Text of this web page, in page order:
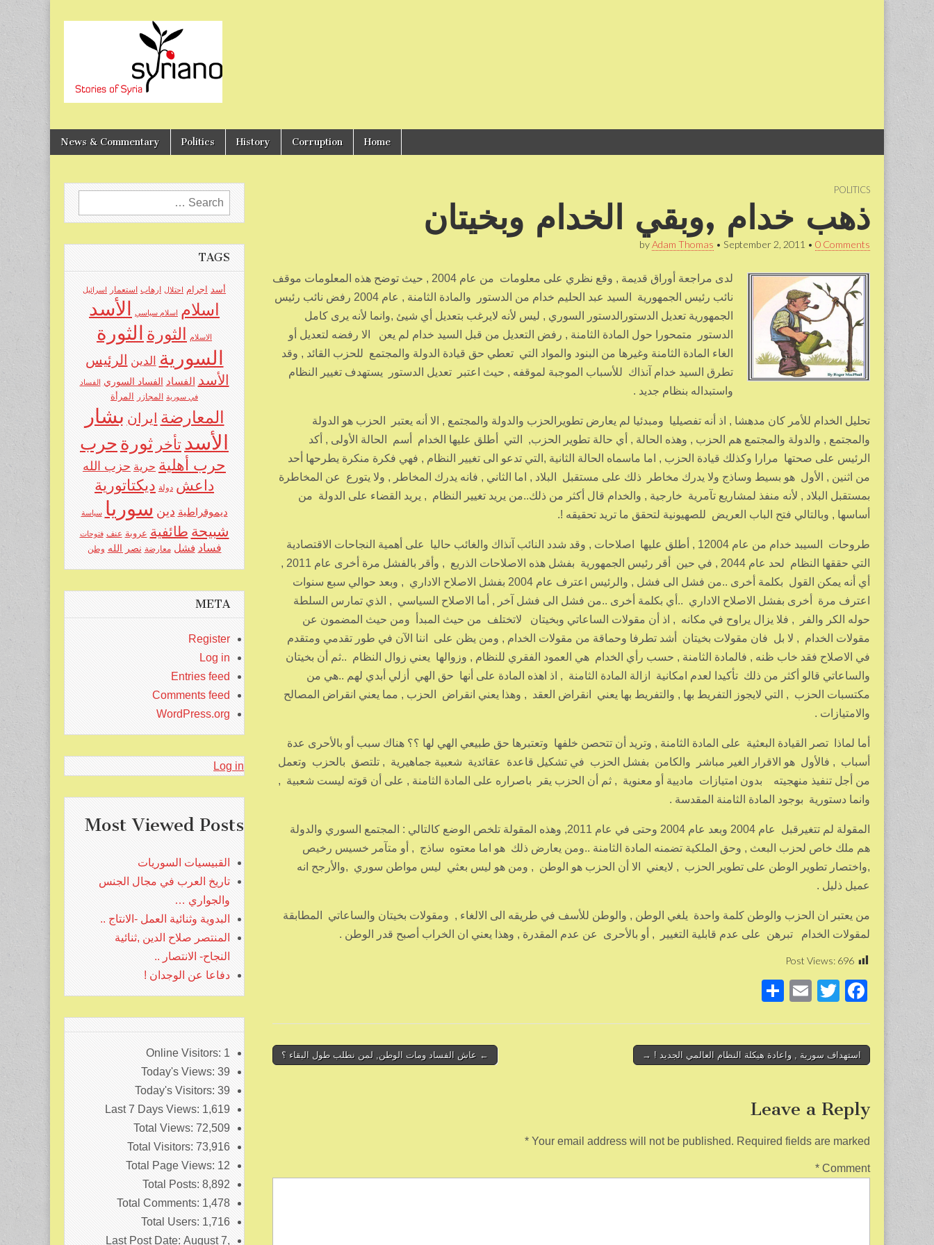
syriano
menu
Home
Corruption
History
Politics
News & Commentary
POLITICS
ذهب خدام ,وبقي الخدام وبخيتان
byAdam Thomas • September 2, 2011 • 0 Comments
لدى مراجعة أوراق قديمة , وقع نظري على معلومات من عام 2004 , حيث توضح هذه المعلومات موقف
نائب رئيس الجمهورية السيد عبد الحليم خدام من الدستور والمادة الثامنة , عام 2004 رفض نائب رئيس
الجمهورية تعديل الدستورالدستور السوري , ليس لأنه لايرغب بتعديل أي شيئ ,وانما لأنه يرى كامل
الدستور متمحورا حول المادة الثامنة , رفض التعديل من قبل السيد خدام لم يعن الا رفضه لتعديل أو
الغاء المادة الثامنة وغيرها من البنود والمواد التي تعطي حق قيادة الدولة والمجتمع للحزب القائد , وقد
تطرق السيد خدام آنذاك للأسباب الموجبة لموقفه , حيث اعتبر تعديل الدستور يستهدف تغيير النظام
واستبداله بنظام جديد .
تحليل الخدام للأمر كان مدهشا , اذ أنه تفصيليا ومبدئيا لم يعارض تطويرالحزب والدولة والمجتمع , الا أنه يعتبر الحزب هو الدولة
والمجتمع , والدولة والمجتمع هم الحزب , وهذه الحالة , أي حالة تطوير الحزب, التي أطلق عليها الخدام أسم الحالة الأولى , أكد
الرئيس على صحتها مرارا وكذلك قيادة الحزب , اما ماسماه الحالة الثانية ,التي تدعو الى تغيير النظام , فهي فكرة منكرة يطرحها أحد
من اثنين , الأول هو بسيط وساذج ولا يدرك مخاطر ذلك على مستقبل البلاد , اما الثاني , فانه يدرك المخاطر , ولا يتورع عن المخاطرة
بمستقبل البلاد , لأنه منفذ لمشاريع تآمرية خارجية , والخدام قال أكثر من ذلك..من يريد تغيير النظام , يريد القضاء على الدولة من
أساسها , وبالتالي فتح الباب العريض للصهيونية لتحقق ما تريد تحقيقه !.
طروحات السيبد خدام من عام 12004 , أطلق عليها اصلاحات , وقد شدد النائب آنذاك والغائب حاليا على أهمية النجاحات الاقتصادية
التي حققها النظام لحد عام 2044 , في حين أقر رئيس الجمهورية بفشل هذه الاصلاحات الذريع , وأقر بالفشل مرة أخرى عام 2011 ,
أي أنه يمكن القول بكلمة أخرى ..من فشل الى فشل , والرئيس اعترف عام 2004 بفشل الاصلاح الاداري , وبعد حوالي سبع سنوات
اعترف مرة أخرى بفشل الاصلاح الاداري ..أي بكلمة أخرى ..من فشل الى فشل آخر , أما الاصلاح السياسي , الذي تمارس السلطة
حوله الكر والفر , فلا يزال يراوح في مكانه , اذ أن مقولات الساعاتي وبخيتان لاتختلف من حيث المبدأ ومن حيث المضمون عن
مقولات الخدام , لا بل فان مقولات بخيتان أشد تطرفا وحماقة من مقولات الخدام , ومن يظن على اننا الآن في طور تقدمي ومتقدم
في الاصلاح فقد خاب ظنه , فالمادة الثامنة , حسب رأي الخدام هي العمود الفقري للنظام , وزوالها يعني زوال النظام ..ثم أن بخيتان
والساعاتي قالو أكثر من ذلك تأكيدا لعدم امكانية ازالة المادة الثامنة , اذ اهذه المادة على أنها حق الهي أزلي أبدي لهم ..هي من
مكتسبات الحزب , التي لايجوز التفريط بها , والتفريط بها يعني انقراض العقد , وهذا يعني انقراض الحزب , مما يعني انقراض المصالح
والامتيازات .
أما لماذا تصر القيادة البعثية على المادة الثامنة , وتريد أن تتحصن خلفها وتعتبرها حق طبيعي الهي لها ؟؟ هناك سبب أو بالأحرى عدة
أسباب , فالأول هو الاقرار الغير مباشر والكامن بفشل الحزب في تشكيل قاعدة عقائدية شعبية جماهيرية , تلتصق بالحزب وتعمل
من أجل تنفيذ منهجيته بدون امتيازات ماديية أو معنوية , ثم أن الحزب يقر باصراره على المادة الثامنة , على أن قوته ليست شعبية ,
وانما دستورية بوجود المادة الثامنة المقدسة .
المقولة لم تتغيرقبل عام 2004 وبعد عام 2004 وحتى في عام 2011, وهذه المقولة تلخص الوضع كالتالي : المجتمع السوري والدولة
هم ملك خاص لحزب البعث , وحق الملكية تضمنه المادة الثامنة ..ومن يعارض ذلك هو اما معتوه ساذج , أو متآمر خسيس رخيص
,واختصار تطوير الوطن على تطوير الحزب , لايعني الا أن الحزب هو الوطن , ومن هو ليس بعثي ليس مواطن سوري ,والأرجح انه
عميل ذليل .
من يعتبر ان الحزب والوطن كلمة واحدة يلغي الوطن , والوطن للأسف في طريقه الى الالغاء , ومقولات بخيتان والساعاتي المطابقة
لمقولات الخدام تبرهن على عدم قابلية التغيير , أو بالأحرى عن عدم المقدرة , وهذا يعني ان الخراب أصبح قدر الوطن .
Post Views: 696
F
e
o
o
k
T
er
E
e
Post
← عاش الفساد ومات الوطن, لمن نطلب طول البقاء ؟ استهداف سورية , واعادة هيكلة النظام العالمي الجديد ! →
Leave a Reply
Your email address will not be published. Required fields are marked
*
Comment
*
Search
for:
TAGS
أسد اجرام احتلال ارهاب استعمار اسرائيل
اسلام اسلام سياسي الأسد
الاسلام الثورة الثورة
السورية
الدين
الرئيس
الأسد
الفساد الفساد السوري الفساد
في سورية
المجازر المرأة
المعارضة ايران بشار
الأسد تأخر ثورة حرب
حرب أهلية حرية حزب الله
داعش دولة ديكتاتورية
ديموقراطية دين سوريا سياسة
شبيحة طائفية عروبة عنف فتوحات
فساد فشل معارضة نصر الله وطن
META
Register
Log in
Entries feed
Comments feed
WordPress.org
Log in
Most Viewed Posts
القبيسيات السوريات
تاريخ العرب في مجال الجنس
والجواري …
البدوية وثنائية العمل -الانتاج ..
المنتصر صلاح الدين ,ثنائية
النجاح- الانتصار ..
دفاعا عن الوجدان !
Online Visitors: 1
Today's Views: 39
Today's Visitors: 39
Last 7 Days Views: 1,619
Total Views: 72,509
Total Visitors: 73,916
Total Page Views: 12
Total Posts: 8,892
Total Comments: 1,478
Total Users: 1,716
Last Post Date: August 7,